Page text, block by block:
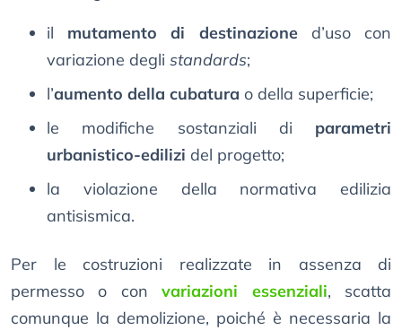
il mutamento di destinazioned’uso con
variazione degli standards;
l’aumento della cubatura o della superficie;
le modifiche sostanziali di parametri
urbanistico-edilizi del progetto;
la violazione della normativa edilizia
antisismica.
Per le costruzioni realizzate in assenza di
permesso o convariazioni essenziali, scatta
comunque la demolizione, poiché è necessaria la